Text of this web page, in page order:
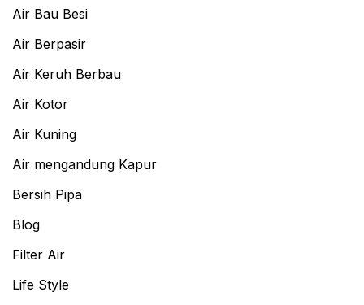
Air Bau Besi
Air Berpasir
Air Keruh Berbau
Air Kotor
Air Kuning
Air mengandung Kapur
Bersih Pipa
Blog
Filter Air
Life Style